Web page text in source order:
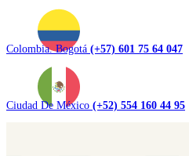
Colombia. Bogotá (+57) 601 75 64 047
Ciudad De México (+52) 554 160 44 95